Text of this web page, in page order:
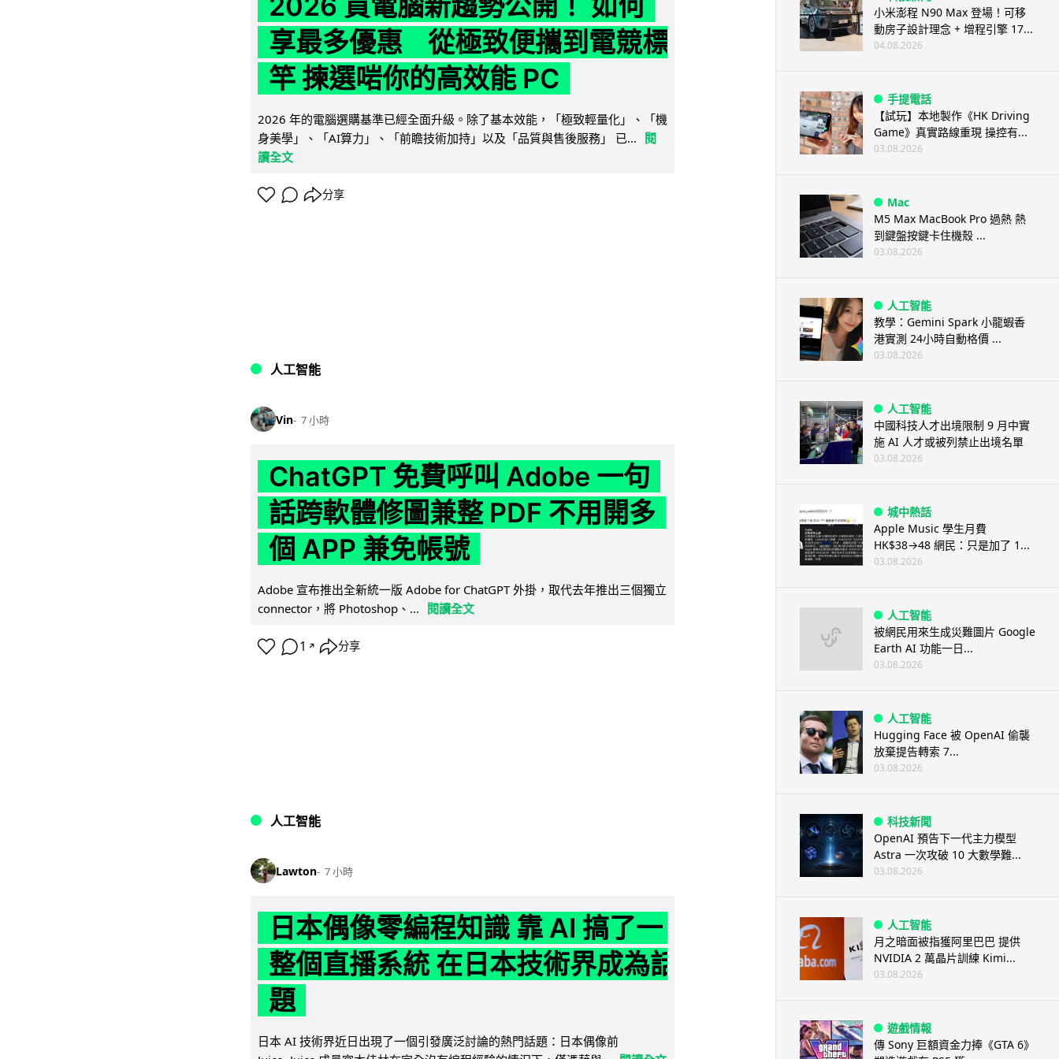
享最多優惠 從極致便攜到電競標
竿 揀選啱你的高效能 PC
2026 年的電腦選購基準已經全面升級。除了基本效能，「極致輕量化」、「機
身美學」、「AI算力」、「前瞻技術加持」以及「品質與售後服務」 已... 閱
讀全文
分享
人工智能
Vin 7 小時
ChatGPT 免費呼叫 Adobe 一句
話跨軟體修圖兼整 PDF 不用開多
個 APP 兼免帳號
Adobe 宣布推出全新統一版 Adobe for ChatGPT 外掛，取代去年推出三個獨立
connector，將 Photoshop、...
閱讀全文
1 ↗ 分享
人工智能
Lawton 7 小時
日本偶像零編程知識 靠 AI 搞了一
整個直播系統 在日本技術界成為話
題
日本 AI 技術界近日出現了一個引發廣泛討論的熱門話題：日本偶像前
小米澎程 N90 Max 登場！可移
動房子設計理念 + 增程引擎 17...
04.08.2026
手提電話
【試玩】本地製作《HK Driving
Game》真實路線重現 操控有...
03.08.2026
Mac
M5 Max MacBook Pro 過熱 熱
到鍵盤按鍵卡住機殼 ...
03.08.2026
人工智能
教學：Gemini Spark 小龍蝦香
港實測 24小時自動格價 ...
03.08.2026
人工智能
中國科技人才出境限制 9 月中實
施 AI 人才或被列禁止出境名單
03.08.2026
城中熱話
Apple Music 學生月費
HK$38→48 網民：只是加了 1...
03.08.2026
人工智能
被網民用來生成災難圖片 Google
Earth AI 功能一日...
03.08.2026
人工智能
Hugging Face 被 OpenAI 偷襲
放棄提告轉索 7...
03.08.2026
科技新聞
OpenAI 預告下一代主力模型
Astra 一次攻破 10 大數學難...
03.08.2026
人工智能
月之暗面被指獲阿里巴巴 提供
NVIDIA 2 萬晶片訓練 Kimi...
03.08.2026
遊戲情報
傳 Sony 巨額資金力捧《GTA 6》